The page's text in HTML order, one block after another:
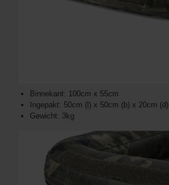
Binnekant: 100cm x 55cm
Ingepakt: 50cm (l) x 50cm (b) x 20cm (d)
Gewicht: 3kg